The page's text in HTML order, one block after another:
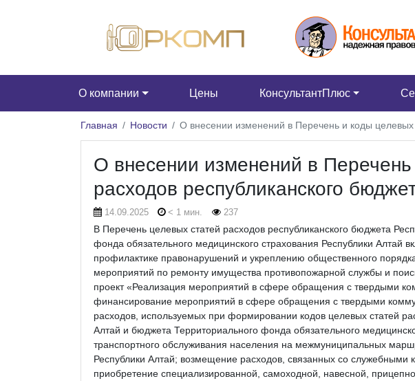
О компании Цены КонсультантПлюс
Главная Новости О внесении изменений в Перечень и коды целевых
О внесении изменений в
расходов республиканского
14.09.2025 < 1 мин. 237
В Перечень целевых статей расходов республиканского бюджета
фонда обязательного медицинского страхования Республики Алтай
профилактике правонарушений и укреплению общественного
мероприятий по ремонту имущества противопожарной службы и
проект «Реализация мероприятий в сфере обращения с твердыми
финансирование мероприятий в сфере обращения с твердыми
расходов, используемых при формировании кодов целевых статей
Алтай и бюджета Территориального фонда обязательного
транспортного обслуживания населения на межмуниципальных
Республики Алтай; возмещение расходов, связанных со
приобретение специализированной, самоходной, навесной,